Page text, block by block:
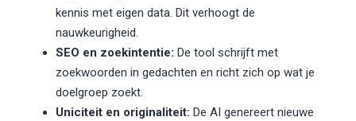
kennis met eigen data. Dit verhoogt de
nauwkeurigheid.
SEO en zoekintentie: De tool schrijft met
zoekwoorden in gedachten en richt zich op wat je
doelgroep zoekt.
Uniciteit en originaliteit: De AI genereert nieuwe